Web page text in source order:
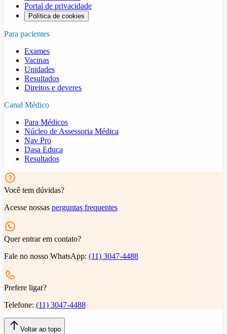
Portal de privacidade
Política de cookies
Para pacientes
Exames
Vacinas
Unidades
Resultados
Direitos e deveres
Canal Médico
Para Médicos
Núcleo de Assessoria Médica
Nav Pro
Dasa Educa
Resultados
Você tem dúvidas?
Acesse nossas perguntas frequentes
Quer entrar em contato?
Fale no nosso WhatsApp: (11) 3047-4488
Prefere ligar?
Telefone: (11) 3047-4488
Voltar ao topo